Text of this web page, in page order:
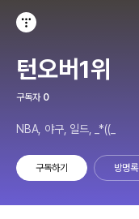
턴오버1위
구독자 0
NBA, 야구, 일드, _*((_
구독하기 방명록